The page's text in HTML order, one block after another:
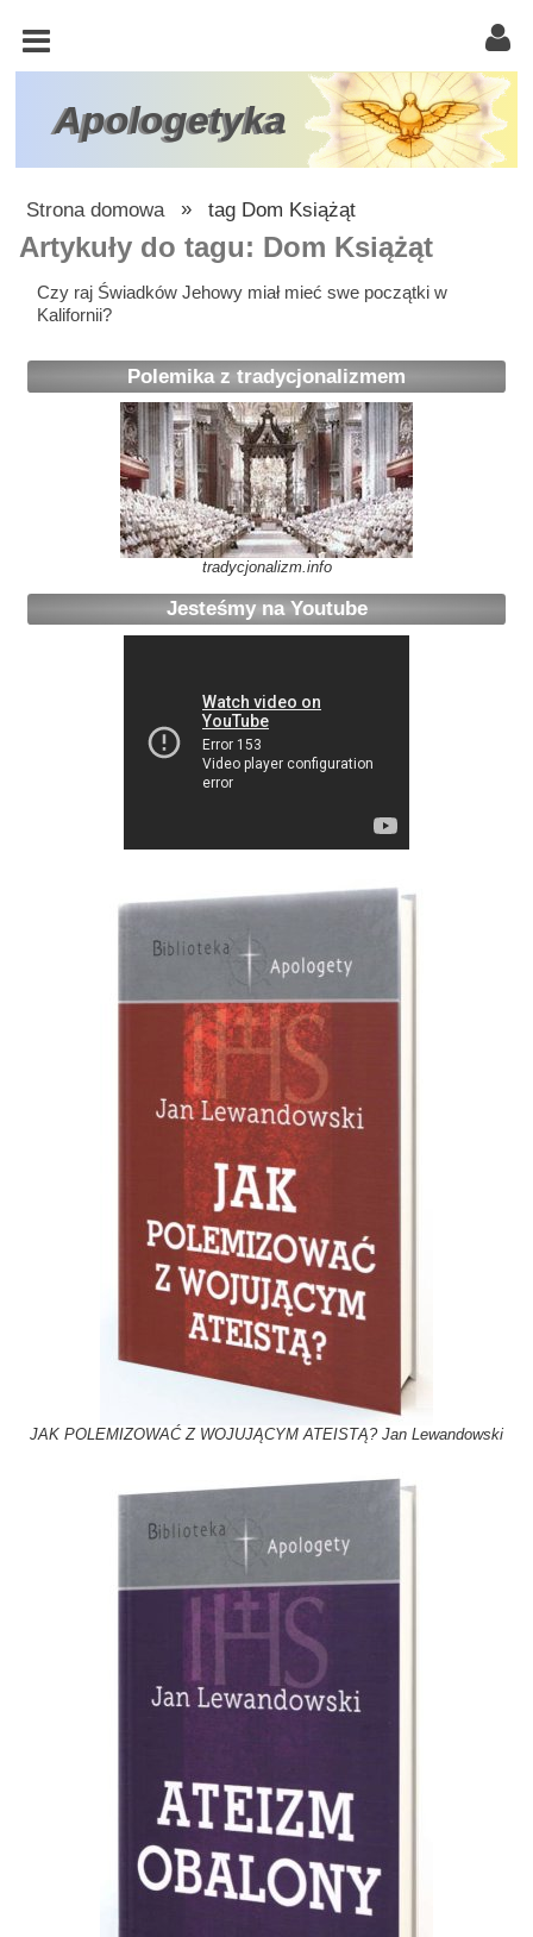
Apologetyka
KOŚCIÓŁ
KATOLICKI
TRÓJCA
ŚWIĘTA
ATEIZM
ŚWIADKOWIE
JEHOWY
OBRONIE
Strona domowa » tag Dom Książąt
Polemika z tradycjonalizmem
tradycjonalizm.info
Jesteśmy na Youtube
JAK POLEMIZOWAĆ Z WOJUJĄCYM ATEISTĄ? Jan Lewandowski
Artykuły do tagu: Dom Książąt
Czy raj Świadków Jehowy miał mieć swe początki w
Kalifornii?